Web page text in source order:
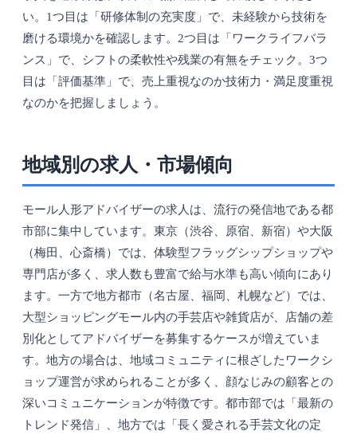
い。1つ目は「研修体制の充実度」で、未経験から技術を
磨ける環境かを確認します。2つ目は「ワークライフバラ
ンス」で、シフトの柔軟性や残業の有無をチェック。3つ
目は「評価基準」で、売上重視なのか技術力・満足度重視
なのかを把握しましょう。
地域別の求人・市場傾向
モール人形アドバイザーの求人は、流行の発信地である都
市部に集中しています。東京（渋谷、原宿、新宿）や大阪
（梅田、心斎橋）では、体験型フラッグシップショップや
専門店が多く、求人数も豊富で給与水準も高い傾向にあり
ます。一方で地方都市（名古屋、福岡、札幌など）では、
大型ショッピングモール内の手芸店や雑貨店が、店舗の差
別化としてアドバイザーを募集するケースが増えていま
す。地方の場合は、地域コミュニティに根ざしたワークシ
ョップ運営が求められることが多く、顔なじみの顧客との
深いコミュニケーションが特徴です。都市部では「最新の
トレンド発信」、地方では「長く愛される手芸文化の定